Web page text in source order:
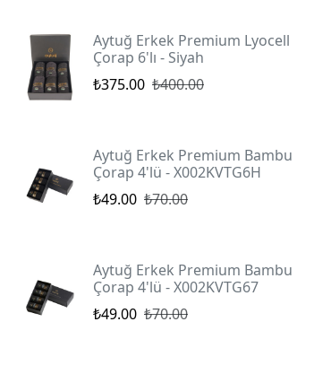
Aytuğ Erkek Premium Lyocell
Çorap 6'lı - Siyah
₺375.00 ₺400.00
Aytuğ Erkek Premium Bambu
Çorap 4'lü - X002KVTG6H
₺49.00 ₺70.00
Aytuğ Erkek Premium Bambu
Çorap 4'lü - X002KVTG67
₺49.00 ₺70.00